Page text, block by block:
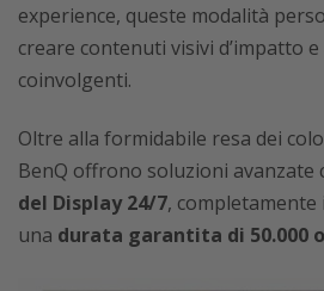
experience, queste modalità
creare contenuti visivi d’impatto
coinvolgenti.
Oltre alla formidabile resa dei
BenQ offrono soluzioni avanzate
del Display 24/7,
una durata garantita di 50.000